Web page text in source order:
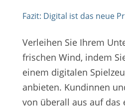
Fazit: Digital ist das neue
Verleihen Sie Ihrem
frischen Wind, indem
einem digitalen
anbieten. Kundinnen
von überall aus auf das